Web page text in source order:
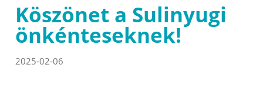
Köszönet a Sulinyugi
önkénteseknek!
2025-02-06